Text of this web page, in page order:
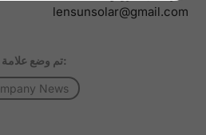
lensunsolar@gmail.com
تم وضع علامة مع:
News